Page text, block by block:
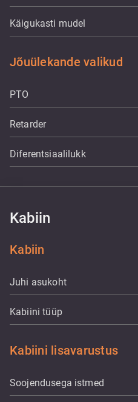
Käigukasti mudel
Jõuülekande valikud
PTO
Retarder
Diferentsiaalilukk
Kabiin
Kabiin
Juhi asukoht
Kabiini tüüp
Kabiini lisavarustus
Soojendusega istmed